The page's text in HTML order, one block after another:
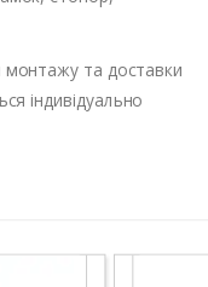
монтажу та доставки
індивідуально